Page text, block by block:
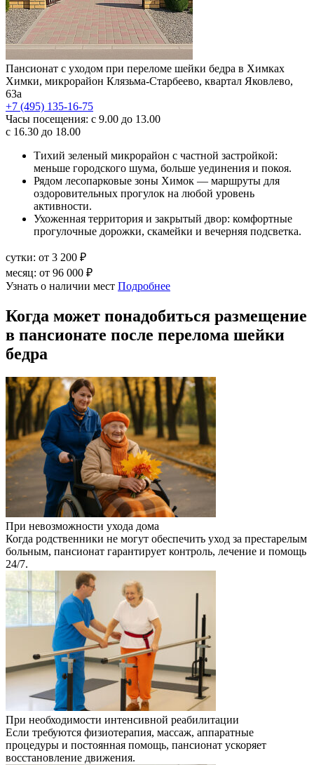
Пансионат с уходом при переломе шейки бедра в Химках
Химки, микрорайон Клязьма-Старбеево, квартал Яковлево,
63а
+7 (495) 135-16-75
Часы посещения: с 9.00 до 13.00
с 16.30 до 18.00
Тихий зеленый микрорайон с частной застройкой:
меньше городского шума, больше уединения и покоя.
Рядом лесопарковые зоны Химок — маршруты для
оздоровительных прогулок на любой уровень
активности.
Ухоженная территория и закрытый двор: комфортные
прогулочные дорожки, скамейки и вечерняя подсветка.
сутки: от 3 200 ₽
месяц: от 96 000 ₽
Узнать о наличии мест Подробнее
Когда может понадобиться размещение
в пансионате после перелома шейки
бедра
При невозможности ухода дома
Когда родственники не могут обеспечить уход за престарелым
больным, пансионат гарантирует контроль, лечение и помощь
24/7.
При необходимости интенсивной реабилитации
Если требуются физиотерапия, массаж, аппаратные
процедуры и постоянная помощь, пансионат ускоряет
восстановление движения.